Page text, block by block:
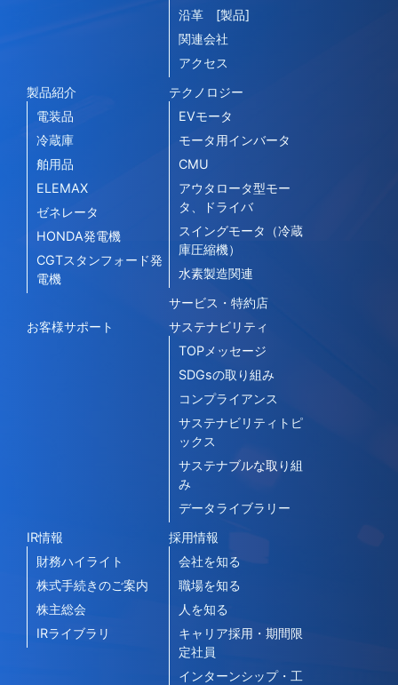
沿革 [製品]
関連会社
アクセス
製品紹介
電装品
冷蔵庫
舶用品
ELEMAX
ゼネレータ
HONDA発電機
CGTスタンフォード発
電機
テクノロジー
EVモータ
モータ用インバータ
CMU
アウタロータ型モー
タ、ドライバ
スイングモータ（冷蔵
庫圧縮機）
水素製造関連
サービス・特約店
お客様サポート
サステナビリティ
TOPメッセージ
SDGsの取り組み
コンプライアンス
サステナビリティトピ
ックス
サステナブルな取り組
み
データライブラリー
IR情報
財務ハイライト
株式手続きのご案内
株主総会
IRライブラリ
採用情報
会社を知る
職場を知る
人を知る
キャリア採用・期間限
定社員
インターンシップ・工